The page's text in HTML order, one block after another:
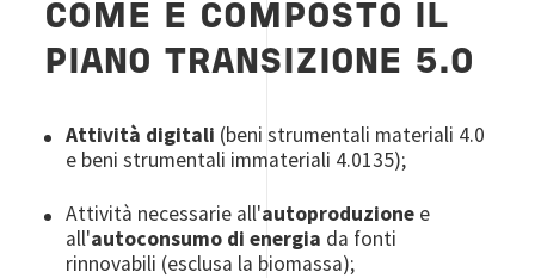
COME È COMPOSTO IL
PIANO TRANSIZIONE 5.0
Attività digitali (beni strumentali materiali 4.0
e beni strumentali immateriali 4.0135);
Attività necessarie all'autoproduzione e
all'autoconsumo di energia da fonti
rinnovabili (esclusa la biomassa);